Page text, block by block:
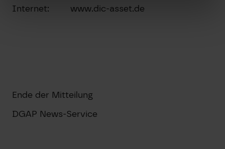
Internet:
www.dic-asset.de
Ende der Mitteilung
DGAP News-Service